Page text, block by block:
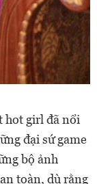
hot girl đã nổi
đại sứ game
bộ ảnh
toàn, dù rằng